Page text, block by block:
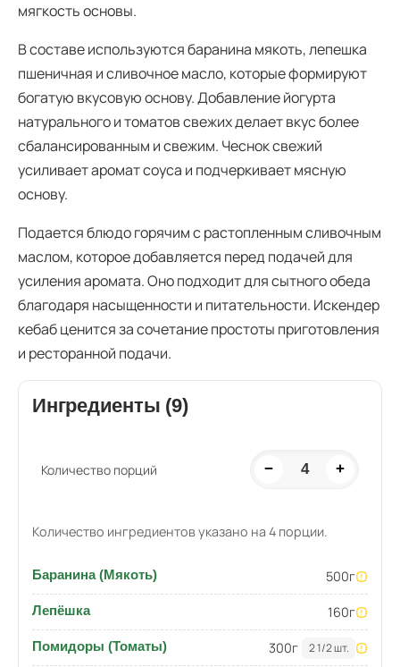
мягкость основы.
В составе используются баранина мякоть, лепешка
пшеничная и сливочное масло, которые формируют
богатую вкусовую основу. Добавление йогурта
натурального и томатов свежих делает вкус более
сбалансированным и свежим. Чеснок свежий
усиливает аромат соуса и подчеркивает мясную
основу.
Подается блюдо горячим с растопленным сливочным
маслом, которое добавляется перед подачей для
усиления аромата. Оно подходит для сытного обеда
благодаря насыщенности и питательности. Искендер
кебаб ценится за сочетание простоты приготовления
и ресторанной подачи.
Ингредиенты (9)
Количество порций − 4 +
Количество ингредиентов указано на 4 порции.
Баранина (Мякоть) 500г
Лепёшка 160г
Помидоры (Томаты) 300г 2 1/2 шт.